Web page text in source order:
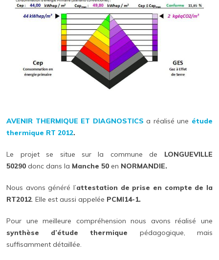
AVENIR THERMIQUE ET DIAGNOSTICS a réalisé une étude
thermique RT 2012.
Le projet se situe sur la commune de LONGUEVILLE
50290 donc dans la Manche 50en NORMANDIE.
Nous avons généré l’attestation de prise en compte de la
RT2012. Elle est aussi appelée PCMI14-1.
Pour une meilleure compréhension nous avons réalisé une
synthèse d’étude thermique pédagogique, mais
suffisamment détaillée.